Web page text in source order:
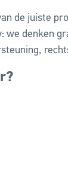
de juiste
we denken